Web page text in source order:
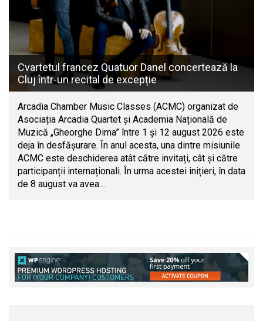
Cvartetul francez Quatuor Danel concertează la
Cluj într-un recital de excepție
Arcadia Chamber Music Classes (ACMC) organizat de
Asociația Arcadia Quartet și Academia Națională de
Muzică „Gheorghe Dima” între 1 și 12 august 2026 este
deja în desfășurare. În anul acesta, una dintre misiunile
ACMC este deschiderea atât către invitați, cât și către
participanții internaționali. În urma acestei inițieri, în data
de 8 august va avea…